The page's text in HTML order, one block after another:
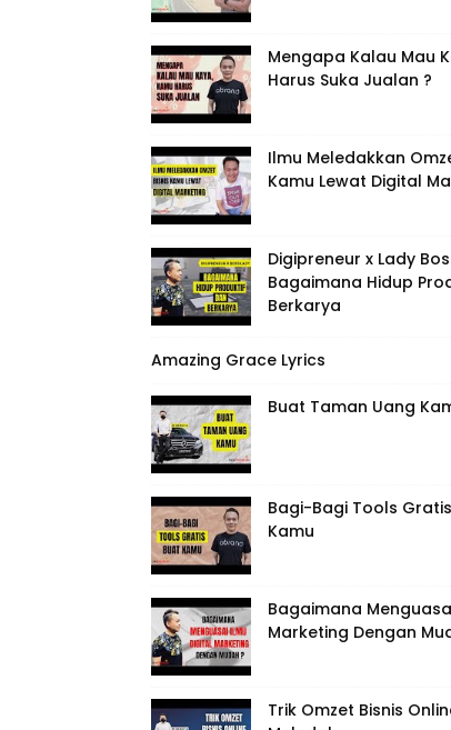
Mengapa Kalau Mau
Harus Suka Jualan ?
Ilmu Meledakkan
Kamu Lewat Digital
Digipreneur x Lady
Bagaimana Hidup
Berkarya
Amazing Grace Lyrics
Buat Taman Uang
Bagi-Bagi Tools
Kamu
Bagaimana
Marketing Dengan
Trik Omzet Bisnis